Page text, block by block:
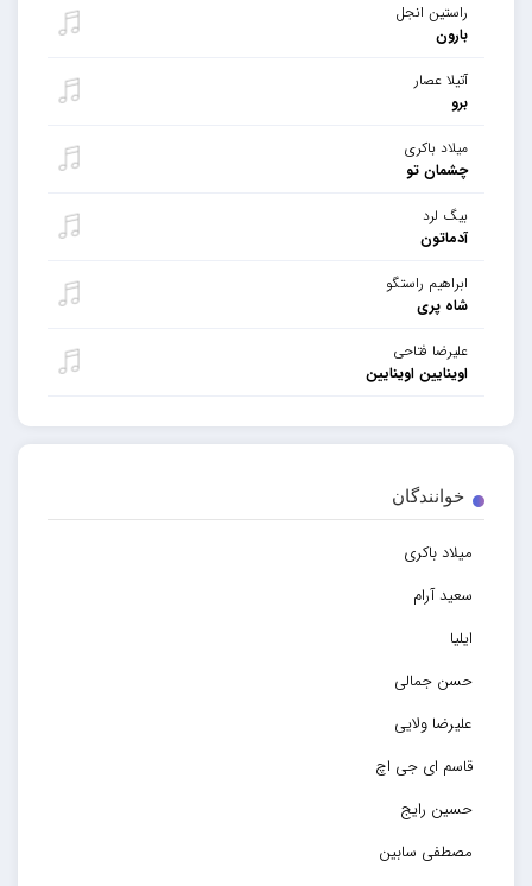
راستین انجل
بارون
آتیلا عصار
برو
میلاد باکری
چشمان تو
بیگ لرد
آدماتون
ابراهیم راستگو
شاه پری
علیرضا فتاحی
اوینایین اوینایین
خوانندگان
میلاد باکری
سعید آرام
ایلیا
حسن جمالی
علیرضا ولایی
قاسم ای جی اچ
حسین رایج
مصطفی سابین